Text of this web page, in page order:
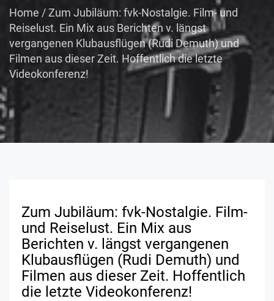
Home /Zum Jubiläum: fvk-Nostalgie. Film- und
Reiselust. Ein Mix aus Berichten v. längst
vergangenen Klubausflügen (Rudi Demuth) und
Filmen aus dieser Zeit. Hoffentlich die letzte
Videokonferenz!
Zum Jubiläum: fvk-Nostalgie. Film-
und Reiselust. Ein Mix aus
Berichten v. längst vergangenen
Klubausflügen (Rudi Demuth) und
Filmen aus dieser Zeit. Hoffentlich
die letzte Videokonferenz!